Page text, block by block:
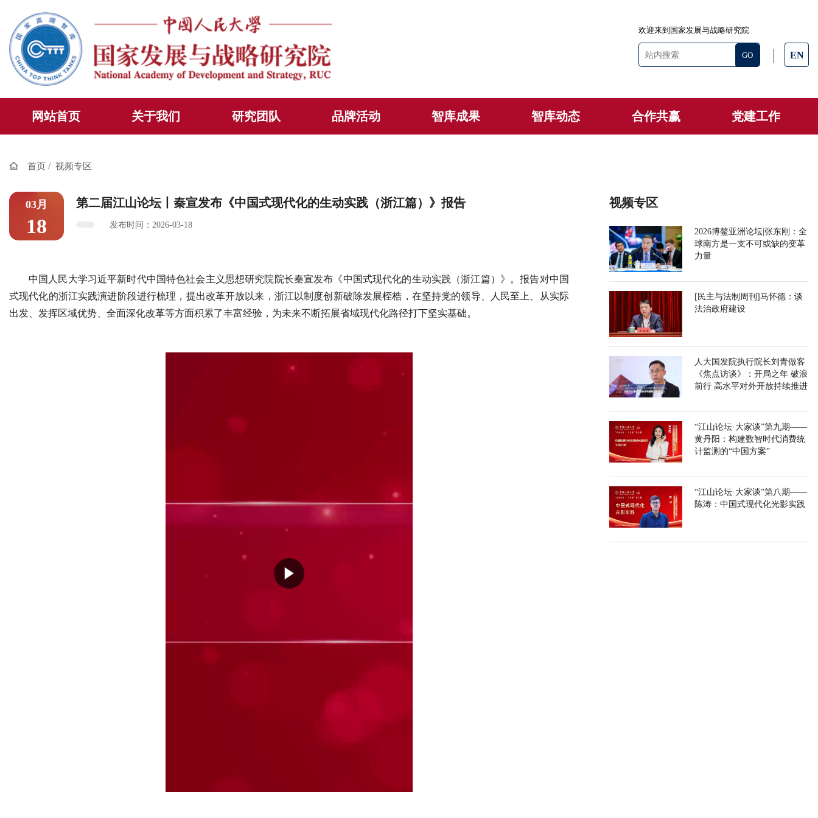
欢迎来到国家发展与战略研究院
EN
网站首页 关于我们 研究团队 品牌活动 智库成果 智库动态 合作共赢 党建工作
首页 / 视频专区
03月
18
第二届江山论坛丨秦宣发布《中国式现代化的生动实践（浙江篇）》报告
发布时间：2026-03-18
中国人民大学习近平新时代中国特色社会主义思想研究院院长秦宣发布《中国式现代化的生动实践（浙江篇）》。报告对中国
式现代化的浙江实践演进阶段进行梳理，提出改革开放以来，浙江以制度创新破除发展桎梏，在坚持党的领导、人民至上、从实际
出发、发挥区域优势、全面深化改革等方面积累了丰富经验，为未来不断拓展省域现代化路径打下坚实基础。
视频专区
2026博鳌亚洲论坛|张东刚：全
球南方是一支不可或缺的变革
力量
[民主与法制周刊]马怀德：谈
法治政府建设
人大国发院执行院长刘青做客
《焦点访谈》：开局之年 破浪
前行 高水平对外开放持续推进
“江山论坛·大家谈”第九期——
黄丹阳：构建数智时代消费统
计监测的“中国方案”
“江山论坛·大家谈”第八期——
陈涛：中国式现代化光影实践